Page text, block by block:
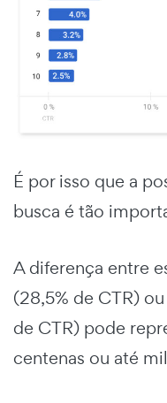
É por isso que a
busca é tão
A diferença entre
(28,5% de CTR)
de CTR) pode
centenas ou até